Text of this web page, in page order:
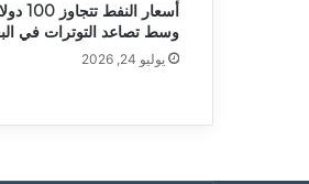
أسعار
وسط تصاعد التوترات في
يوليو 24, 2026